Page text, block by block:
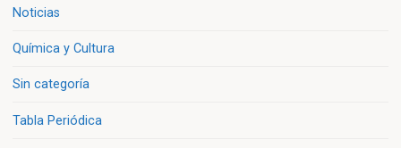
Noticias
Química y Cultura
Sin categoría
Tabla Periódica